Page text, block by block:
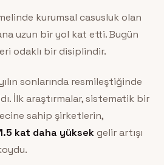
kurumsal casusluk olan
uzun bir yol kat etti. Bugün
odaklı bir disiplindir.
sonlarında resmileştiğinde
İlk araştırmalar, sistematik bir
sahip şirketlerin,
kat daha yüksekgelir artışı